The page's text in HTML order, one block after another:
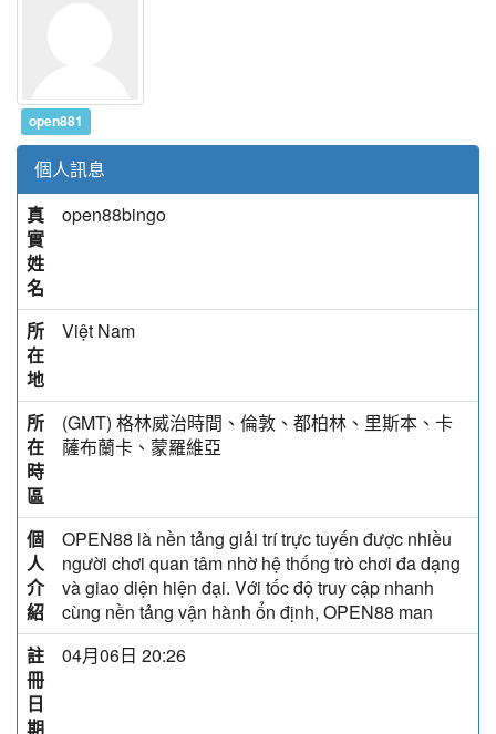
open881
個人訊息
真
實
姓
名
open88bingo
所
在
地
Việt Nam
所
在
時
區
(GMT) 格林威治時間、倫敦、都柏林、里斯本、卡
薩布蘭卡、蒙羅維亞
個
人
介
紹
OPEN88 là nền tảng giải trí trực tuyến được nhiều
người chơi quan tâm nhờ hệ thống trò chơi đa dạng
và giao diện hiện đại. Với tốc độ truy cập nhanh
cùng nền tảng vận hành ổn định, OPEN88 man
註
冊
日
期
04月06日 20:26